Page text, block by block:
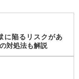
に陥るリスクがあ
対処法も解説